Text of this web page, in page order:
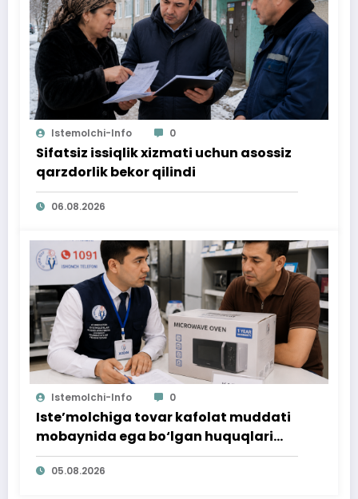
Istemolchi-Info 0
Sifatsiz issiqlik xizmati uchun asossiz
qarzdorlik bekor qilindi
06.08.2026
Istemolchi-Info 0
Iste’molchiga tovar kafolat muddati
mobaynida ega bo‘lgan huquqlari
ta’minlab berildi
05.08.2026